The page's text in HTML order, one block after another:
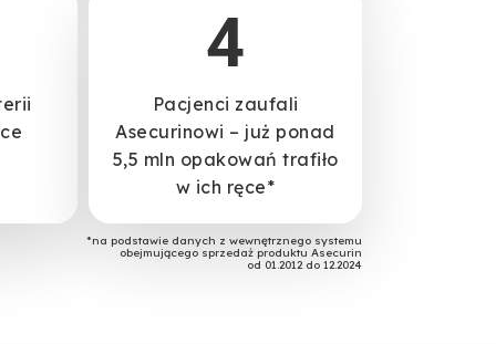
4
Pacjenci zaufali
Asecurinowi – już ponad
5,5 mln opakowań trafiło
w ich ręce*
*na podstawie danych z wewnętrznego systemu
obejmującego sprzedaż produktu Asecurin
od 01.2012 do 12.2024